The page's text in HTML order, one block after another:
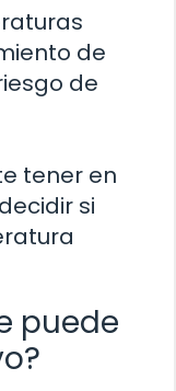
de
de
tener en
si
puede